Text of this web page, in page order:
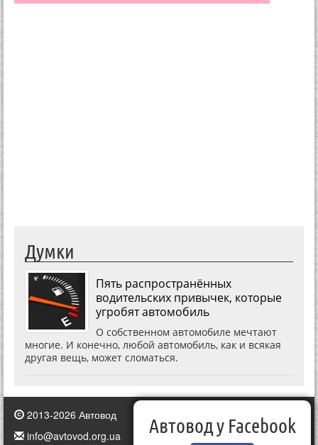
Думки
Пять распространённых
водительских привычек, которые
угробят автомобиль
О собственном автомобиле мечтают
многие. И конечно, любой автомобиль, как и всякая
другая вещь, может сломаться.
2013-2026 Автовод
info@avtovod.org.ua
Автовод у Facebook